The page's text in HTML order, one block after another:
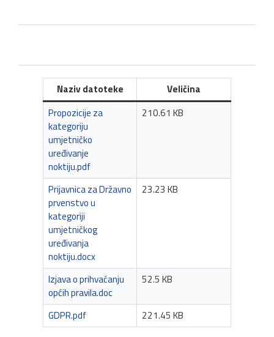
Naziv datoteke
Veličina
Propozicije za
kategoriju
umjetničko
uređivanje
noktiju.pdf
210.61 KB
Prijavnica za Državno
prvenstvo u
kategoriji
umjetničkog
uređivanja
noktiju.docx
23.23 KB
Izjava o prihvaćanju
općih pravila.doc
52.5 KB
GDPR.pdf 221.45 KB